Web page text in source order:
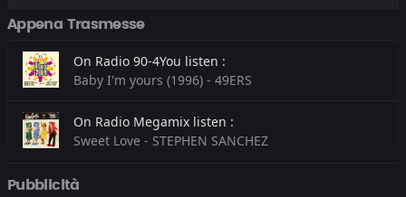
Appena Trasmesse
On Radio 90-4You listen :
Baby I'm yours (1996) - 49ERS
On Radio Megamix listen :
Sweet Love - STEPHEN SANCHEZ
On CLASSIC HITS anni 70 80 90 listen :
Pubblicità